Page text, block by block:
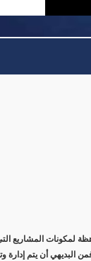
لمكونات
البديهي أن يتم